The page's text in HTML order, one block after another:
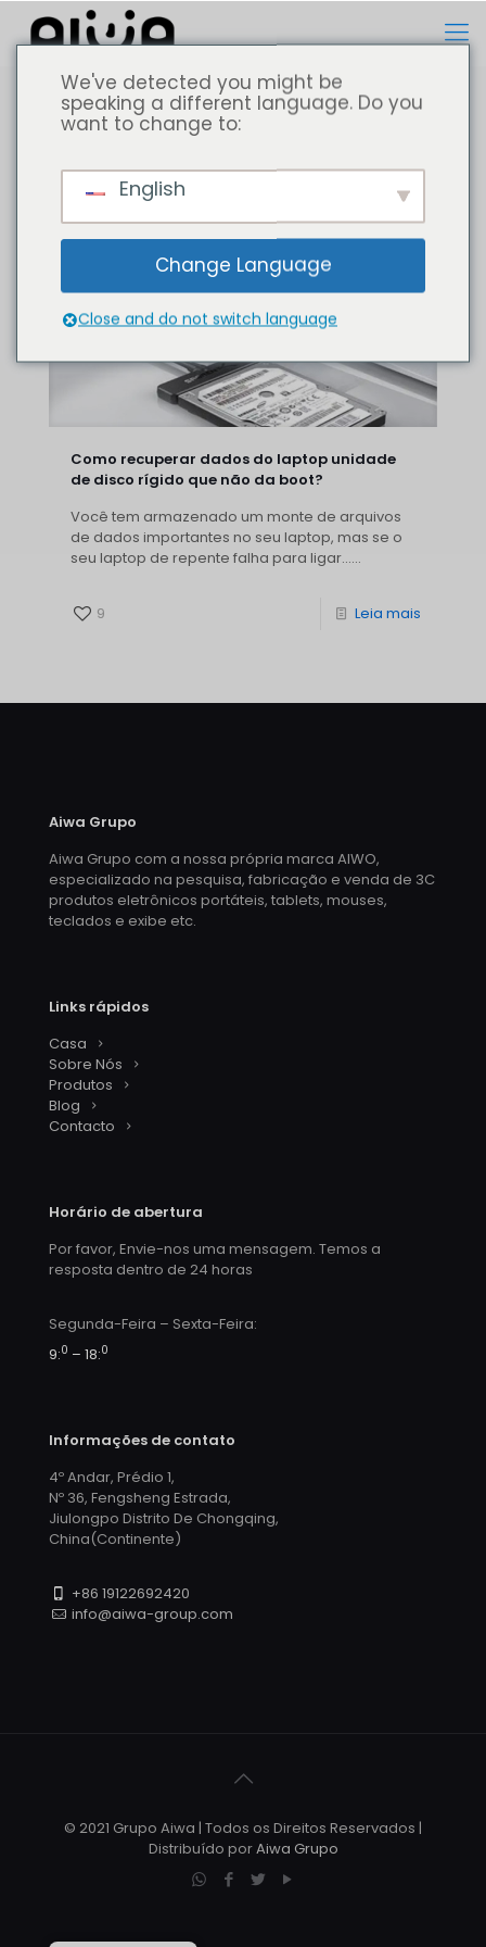
Todos Computador portátil
Como recuperar dados do laptop unidade
de disco rígido que não da boot?
Você tem armazenado um monte de arquivos
de dados importantes no seu laptop, mas se o
seu laptop de repente falha para ligar......
9 Leia mais
Aiwa Grupo
Aiwa Grupo com a nossa própria marca AIWO,
especializado na pesquisa, fabricação e venda de 3C
produtos eletrônicos portáteis, tablets, mouses,
teclados e exibe etc.
Links rápidos
Casa
Sobre Nós
Produtos
Blog
Contacto
Horário de abertura
Por favor, Envie-nos uma mensagem. Temos a
resposta dentro de 24 horas
Segunda-Feira – Sexta-Feira:
9:0 – 18:0
Informações de contato
4º Andar, Prédio 1,
Nº 36, Fengsheng Estrada,
Jiulongpo Distrito De Chongqing,
China(Continente)
+86 19122692420
info@aiwa-group.com
© 2021 Grupo Aiwa | Todos os Direitos Reservados |
Distribuído porAiwa Grupo
We've detected you might be
speaking a different language. Do you
want to change to:
English
Change Language
Close and do not switch language